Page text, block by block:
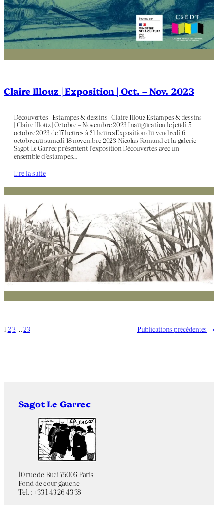
Claire Illouz | Exposition | Oct. – Nov. 2023
Découvertes | Estampes & dessins | Claire Illouz Estampes & dessins
| Claire Illouz | Octobre – Novembre 2023 Inauguration le jeudi 5
octobre 2023 de 17 heures à 21 heuresExposition du vendredi 6
octobre au samedi 18 novembre 2023 Nicolas Romand et la galerie
Sagot Le Garrec présentent l’exposition Découvertes avec un
ensemble d’estampes…
Lire la suite
123 …23 Publications précédentes →
Sagot Le Garrec
10 rue de Buci 75006 Paris
Fond de cour gauche
Tel. : +33 1 43 26 43 38